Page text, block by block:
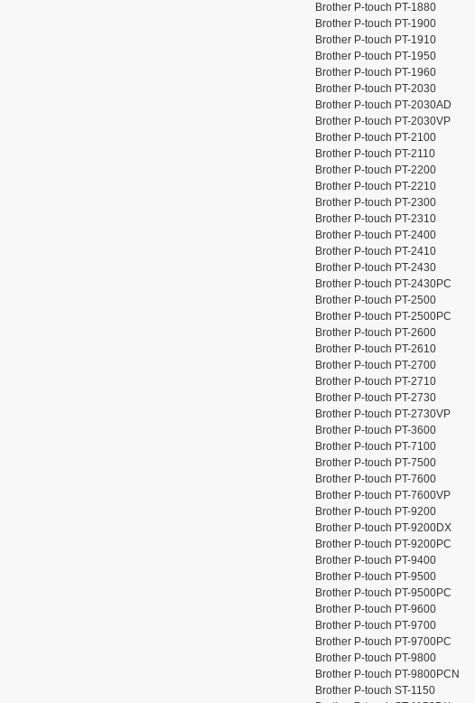
Brother P-touch PT-1880
Brother P-touch PT-1900
Brother P-touch PT-1910
Brother P-touch PT-1950
Brother P-touch PT-1960
Brother P-touch PT-2030
Brother P-touch PT-2030AD
Brother P-touch PT-2030VP
Brother P-touch PT-2100
Brother P-touch PT-2110
Brother P-touch PT-2200
Brother P-touch PT-2210
Brother P-touch PT-2300
Brother P-touch PT-2310
Brother P-touch PT-2400
Brother P-touch PT-2410
Brother P-touch PT-2430
Brother P-touch PT-2430PC
Brother P-touch PT-2500
Brother P-touch PT-2500PC
Brother P-touch PT-2600
Brother P-touch PT-2610
Brother P-touch PT-2700
Brother P-touch PT-2710
Brother P-touch PT-2730
Brother P-touch PT-2730VP
Brother P-touch PT-3600
Brother P-touch PT-7100
Brother P-touch PT-7500
Brother P-touch PT-7600
Brother P-touch PT-7600VP
Brother P-touch PT-9200
Brother P-touch PT-9200DX
Brother P-touch PT-9200PC
Brother P-touch PT-9400
Brother P-touch PT-9500
Brother P-touch PT-9500PC
Brother P-touch PT-9600
Brother P-touch PT-9700
Brother P-touch PT-9700PC
Brother P-touch PT-9800
Brother P-touch PT-9800PCN
Brother P-touch ST-1150